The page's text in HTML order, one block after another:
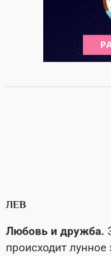
ЛЕВ
Любовь и дружба.
происходит